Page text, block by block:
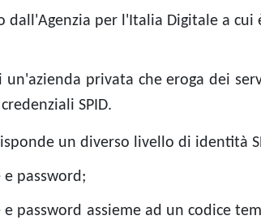
per l'Italia Digitale a
privata che eroga dei
SPID.
un diverso livello di identità
password;
password assieme ad un codice